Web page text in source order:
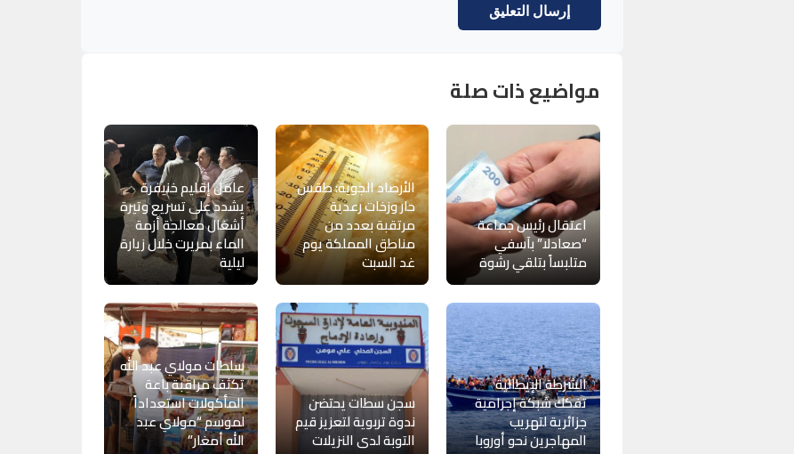
مواضيع ذات صلة
اعتقال رئيس جماعة
“صعادلا” بآسفي
متلبساً بتلقي رشوة
الأرصاد الجوية: طقس
حار وزخات رعدية
مرتقبة بعدد من
مناطق المملكة يوم
غد السبت
عامل إقليم خنيفرة
يشدد على تسريع وتيرة
أشغال معالجة أزمة
الماء بمريرت خلال زيارة
ليلية
الشرطة الإيطالية
تفكك شبكة إجرامية
جزائرية لتهريب
المهاجرين نحو أوروبا
سجن سطات يحتضن
ندوة تربوية لتعزيز قيم
التوبة لدى النزيلات
سلطات مولاي عبد الله
تكثف مراقبة باعة
المأكولات استعداداً
لموسم “مولاي عبد
الله أمغار”